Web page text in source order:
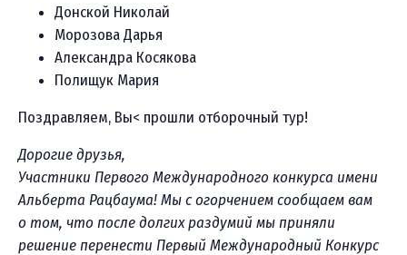
Донской Николай
Морозова Дарья
Александра Косякова
Полищук Мария
Поздравляем, Вы< прошли отборочный тур!
Дорогие друзья,
Участники Первого Международного конкурса имени
Альберта Рацбаума!Мы с огорчением сообщаем вам
о том, что после долгих раздумий мы приняли
решение перенести Первый Международный Конкурс